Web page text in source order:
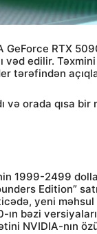
GeForce RTX
vəd edilir.
tərəfindən
və orada qısa bir
1999-2499
Edition”
yeni
ın ​​bəzi
NVIDIA-nın